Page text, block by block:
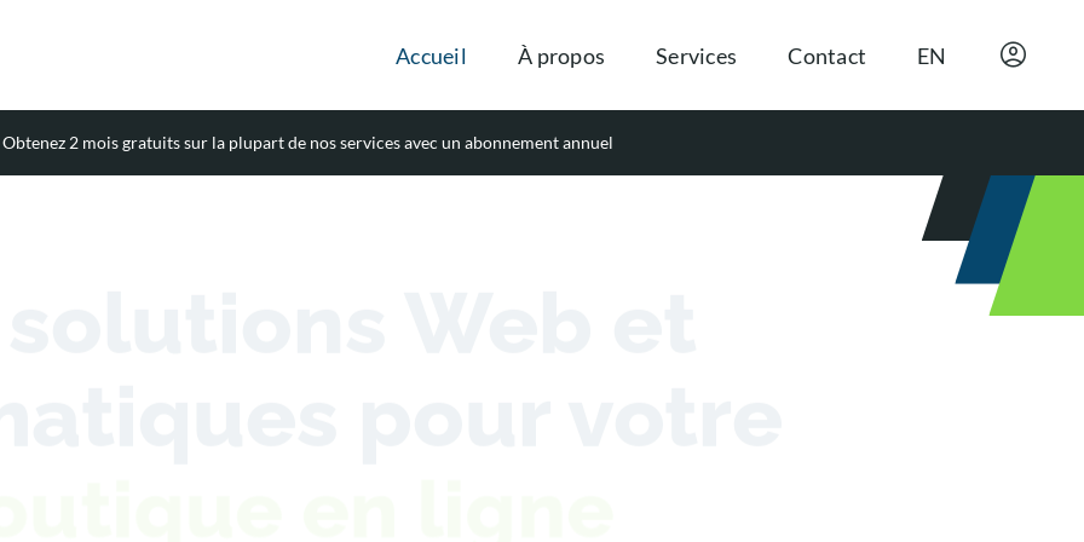
Accueil À propos Services Contact EN
Obtenez 2 mois gratuits sur la plupart de nos services avec un abonnement annuel